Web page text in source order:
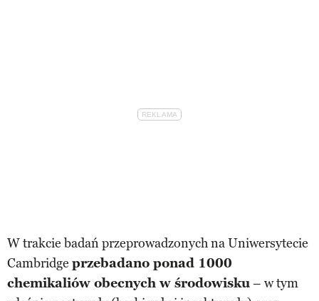
W trakcie badań przeprowadzonych na Uniwersytecie
Cambridge przebadano ponad 1000
chemikaliów obecnych w środowisku– w tym